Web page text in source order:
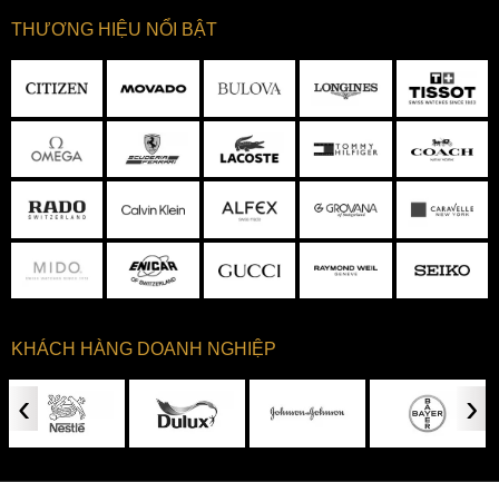
THƯƠNG HIỆU NỔI BẬT
KHÁCH HÀNG DOANH NGHIỆP
‹ ›